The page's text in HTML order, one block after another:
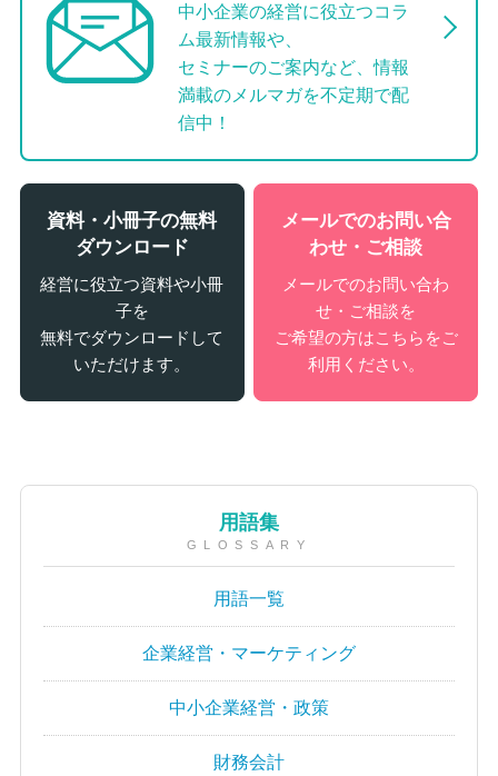
中小企業の経営に役立つコラ
ム最新情報や、
セミナーのご案内など、情報
満載のメルマガを不定期で配
信中！
資料・小冊子の無料
ダウンロード
経営に役立つ資料や小冊
子を
無料でダウンロードして
いただけます。
メールでのお問い合
わせ・ご相談
メールでのお問い合わ
せ・ご相談を
ご希望の方はこちらをご
利用ください。
用語集
GLOSSARY
用語一覧
企業経営・マーケティング
中小企業経営・政策
財務会計